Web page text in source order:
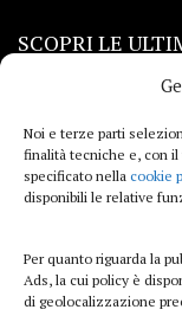
Noi e terze parti
finalità tecniche e, con
specificato nella cookie
disponibili le relative
Per quanto riguarda la
Ads, la cui policy è
di geolocalizzazione
SCOPRI LE
Viaggi
Beauty e benessere
Curiosità